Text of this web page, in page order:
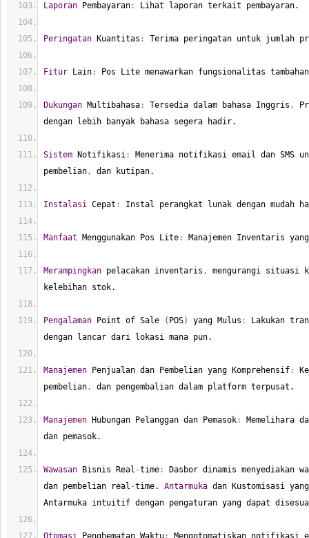
Laporan Pembayaran: Lihat laporan terkait pembayaran.
Peringatan Kuantitas : Terima peringatan untuk jumlah
Fitur Lain: Pos Lite menawarkan fungsionalitas
Dukungan Multibahasa: Tersedia dalam bahasa Inggris ,
dengan lebih banyak bahasa segera hadir.
Sistem Notifikasi:
Menerima notifikasi email dan SMS
pembelian, dan kutipan.
Instalasi Cepat : Instal perangkat lunak dengan mudah
Manfaat Menggunakan Pos Lite: Manajemen Inventaris
Merampingkan pelacakan inventaris ,
mengurangi situasi
kelebihan stok.
Pengalaman Point of Sale ( POS) yang Mulus :
Lakukan
dengan lancar dari lokasi mana pun.
Manajemen Penjualan dan Pembelian yang Komprehensif:
pembelian, dan pengembalian dalam platform terpusat.
Manajemen Hubungan Pelanggan dan Pemasok:
Memelihara
dan pemasok.
Wawasan Bisnis Real -time:
Dasbor dinamis menyediakan
dan pembelian real -time. Antarmuka dan Kustomisasi yang
Antarmuka intuitif dengan pengaturan yang dapat
Otomasi Penghematan Waktu:
Mengotomatiskan notifikasi